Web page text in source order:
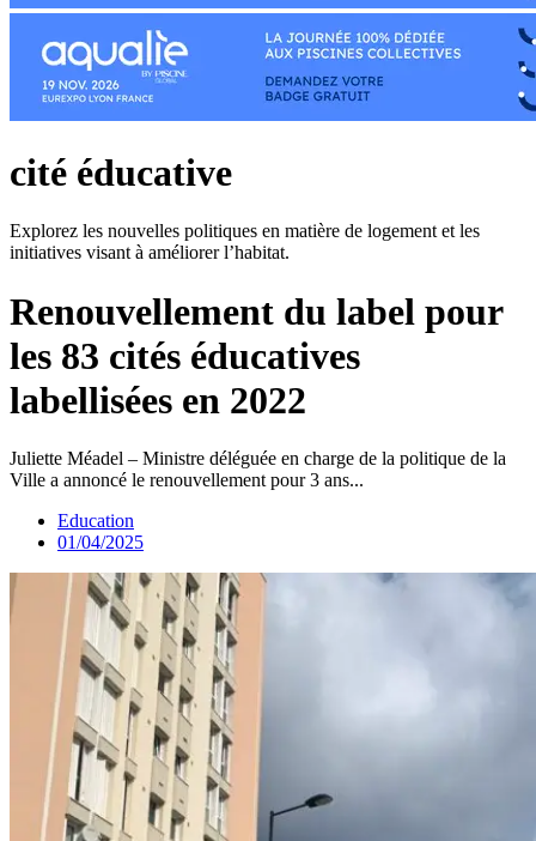
cité éducative
Explorez les nouvelles politiques en matière de logement et les
initiatives visant à améliorer l’habitat.
Renouvellement du label pour
les 83 cités éducatives
labellisées en 2022
Juliette Méadel – Ministre déléguée en charge de la politique de la
Ville a annoncé le renouvellement pour 3 ans...
Education
01/04/2025